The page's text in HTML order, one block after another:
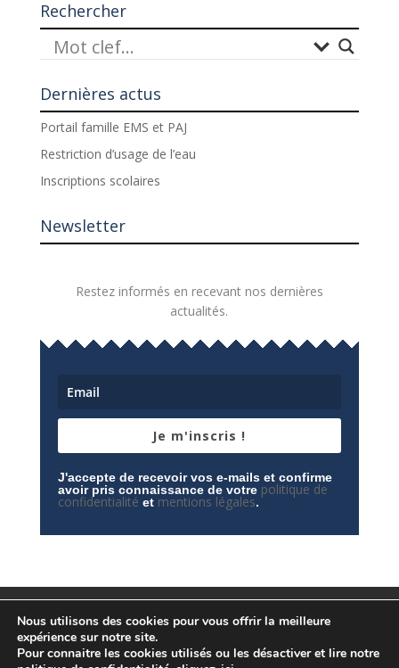
Rechercher
Dernières actus
Portail famille EMS et PAJ
Restriction d’usage de l’eau
Inscriptions scolaires
Newsletter
Restez informés en recevant nos dernières
actualités.
Je m'inscris !
J'accepte de recevoir vos e-mails et confirme
avoir pris connaissance de votre politique de
confidentialité et mentions légales.
Espace privé
Politique de confidentialité
Nous utilisons des cookies pour vous offrir la meilleure
expérience sur notre site.
Pour connaitre les cookies utilisés ou les désactiver et lire notre